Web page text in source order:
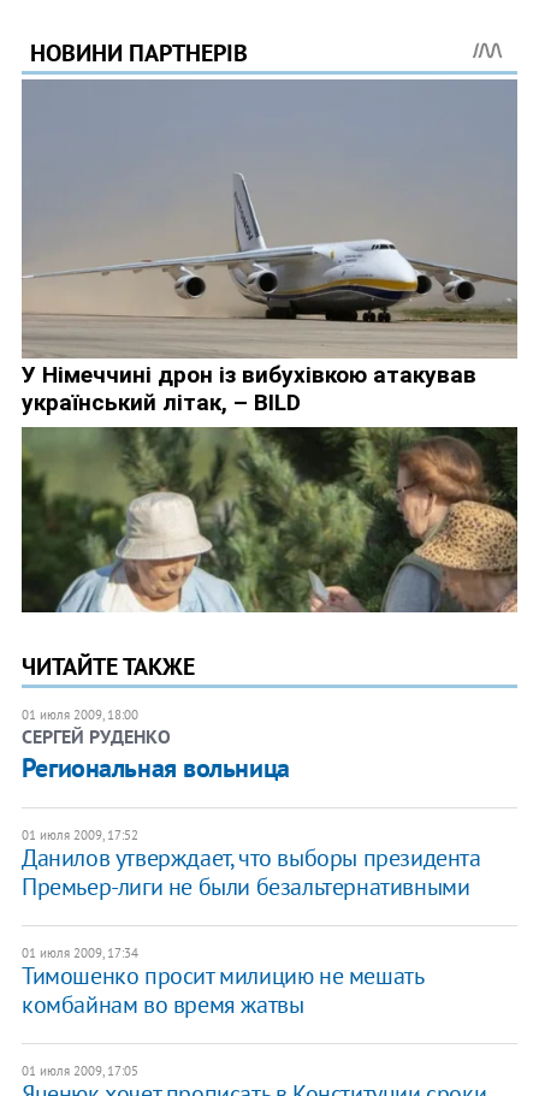
ЧИТАЙТЕ ТАКЖЕ
01 июля 2009, 18:00
СЕРГЕЙ РУДЕНКО
Региональная вольница
01 июля 2009, 17:52
Данилов утверждает, что выборы президента
Премьер-лиги не были безальтернативными
01 июля 2009, 17:34
Тимошенко просит милицию не мешать
комбайнам во время жатвы
01 июля 2009, 17:05